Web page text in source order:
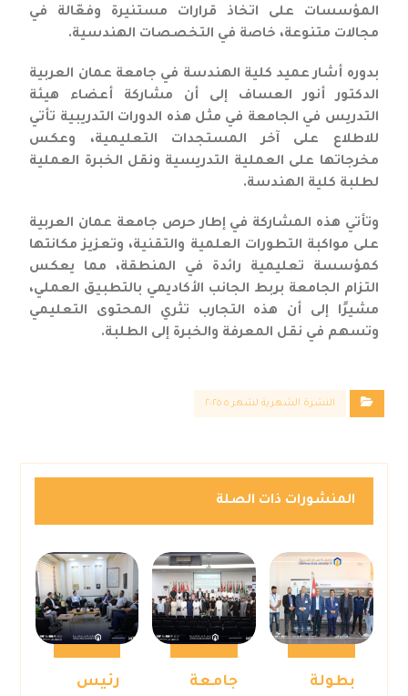
المؤسسات على اتخاذ قرارات مستنيرة وفعّالة في
مجالات متنوعة، خاصة في التخصصات الهندسية.
بدوره أشار عميد كلية الهندسة في جامعة عمان العربية
الدكتور أنور العساف إلى أن مشاركة أعضاء هيئة
التدريس في الجامعة في مثل هذه الدورات التدريبية تأتي
للاطلاع على آخر المستجدات التعليمية، وعكس
مخرجاتها على العملية التدريسية ونقل الخبرة العملية
لطلبة كلية الهندسة.
وتأتي هذه المشاركة في إطار حرص جامعة عمان العربية
على مواكبة التطورات العلمية والتقنية، وتعزيز مكانتها
كمؤسسة تعليمية رائدة في المنطقة، مما يعكس
التزام الجامعة بربط الجانب الأكاديمي بالتطبيق العملي،
مشيرًا إلى أن هذه التجارب تثري المحتوى التعليمي
وتسهم في نقل المعرفة والخبرة إلى الطلبة.
النشرة الشهرية لشهر ٥ ٢٠٢٥
المنشورات ذات الصلة
بطولة
جامعة
رئيس